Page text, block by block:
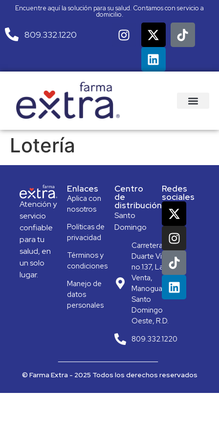
Encuentre aquí la solución para su salud. Contamos con servicio a
domicilio.
809.332.1220
Lotería
Atención y
servicio
confiable
para tu
salud, en
un solo
lugar.
Enlaces
Aplica con
nosotros
Políticas de
privacidad
Términos y
condiciones
Manejo de
datos
personales
Centro
de
distribución
Santo
Domingo
Carretera
Duarte Vieja
no.137, La
Venta,
Manoguayabo,
Santo
Domingo
Oeste, R.D.
809.332.1220
Redes
sociales
© Farma Extra - 2025 Todos los derechos reservados